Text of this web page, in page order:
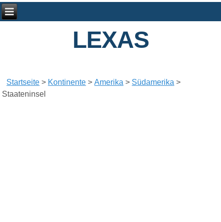
LEXAS
Startseite > Kontinente >Amerika > Südamerika >
Staateninsel